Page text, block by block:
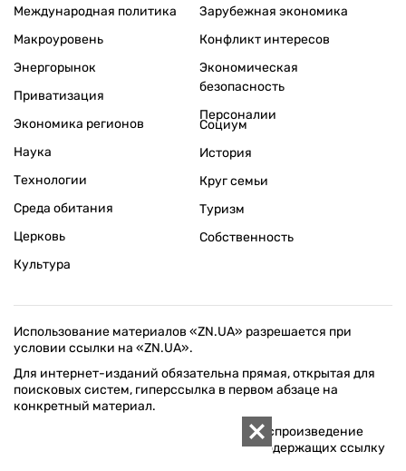
Международная политика
Макроуровень
Энергорынок
Приватизация
Экономика регионов
Зарубежная экономика
Конфликт интересов
Экономическая
безопасность
Персоналии
Наука
Технологии
Среда обитания
Церковь
Культура
Социум
История
Круг семьи
Туризм
Собственность
Использование материалов «ZN.UA» разрешается при
условии ссылки на «ZN.UA».
Для интернет-изданий обязательна прямая, открытая для
поисковых систем, гиперссылка в первом абзаце на
конкретный материал.
Любое копирование, перепечатка или воспроизведение
фотографических и видео материалов, содержащих ссылку